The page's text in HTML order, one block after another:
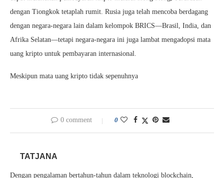
dengan Tiongkok tetaplah rumit. Rusia juga telah mencoba berdagang
dengan negara-negara lain dalam kelompok BRICS—Brasil, India, dan
Afrika Selatan—tetapi negara-negara ini juga lambat mengadopsi mata
uang kripto untuk pembayaran internasional.
Meskipun mata uang kripto tidak sepenuhnya
0 comment 0
TATJANA
Dengan pengalaman bertahun-tahun dalam teknologi blockchain,